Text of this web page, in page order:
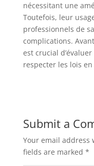
nécessitant une
Toutefois, leur
professionnels de
complications.
est crucial
respecter les lois
Submit a
Your email
fields are marked *